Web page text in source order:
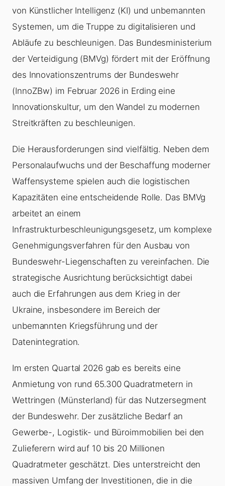
von Künstlicher Intelligenz (KI) und unbemannten
Systemen, um die Truppe zu digitalisieren und
Abläufe zu beschleunigen. Das Bundesministerium
der Verteidigung (BMVg) fördert mit der Eröffnung
des Innovationszentrums der Bundeswehr
(InnoZBw) im Februar 2026 in Erding eine
Innovationskultur, um den Wandel zu modernen
Streitkräften zu beschleunigen.
Die Herausforderungen sind vielfältig. Neben dem
Personalaufwuchs und der Beschaffung moderner
Waffensysteme spielen auch die logistischen
Kapazitäten eine entscheidende Rolle. Das BMVg
arbeitet an einem
Infrastrukturbeschleunigungsgesetz, um komplexe
Genehmigungsverfahren für den Ausbau von
Bundeswehr-Liegenschaften zu vereinfachen. Die
strategische Ausrichtung berücksichtigt dabei
auch die Erfahrungen aus dem Krieg in der
Ukraine, insbesondere im Bereich der
unbemannten Kriegsführung und der
Datenintegration.
Im ersten Quartal 2026 gab es bereits eine
Anmietung von rund 65.300 Quadratmetern in
Wettringen (Münsterland) für das Nutzersegment
der Bundeswehr. Der zusätzliche Bedarf an
Gewerbe-, Logistik- und Büroimmobilien bei den
Zulieferern wird auf 10 bis 20 Millionen
Quadratmeter geschätzt. Dies unterstreicht den
massiven Umfang der Investitionen, die in die